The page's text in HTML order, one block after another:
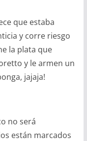
que estaba
y corre riesgo
la plata que
y le armen un
jajaja!
no será
están marcados